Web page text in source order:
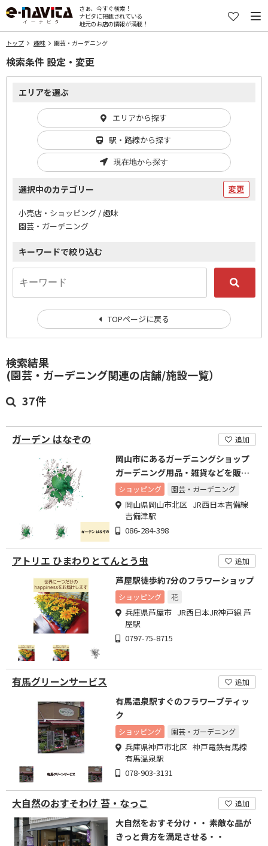
さぁ、今すぐ検索！
ナビタに掲載されている
地元のお店の情報が満載！
トップ 趣味 園芸・ガーデニング
検索結果
(園芸・ガーデニング関連の店舗/施設一覧）
37件
ガーデン はなぞの 追加
岡山市にあるガーデニングショップ
ガーデニング用品・雑貨などを販売
してます
ショッピング 園芸・ガーデニング
岡山県岡山市北区 JR西日本吉備線
吉備津駅
086-284-398
アトリエ ひまわりとてんとう虫 追加
芦屋駅徒歩約7分のフラワーショップ
ショッピング 花
兵庫県芦屋市 JR西日本JR神戸線 芦
屋駅
0797-75-8715
有馬グリーンサービス 追加
有馬温泉駅すぐのフラワーブティッ
ク
ショッピング 園芸・ガーデニング
兵庫県神戸市北区 神戸電鉄有馬線
有馬温泉駅
078-903-3131
大自然のおすそわけ 苔・なっこ 追加
大自然をおすそ分け・・ 素敵な品が
きっと貴方を満足させる・・
検索条件 設定・変更
エリアを選ぶ
エリアから探す
駅・路線から探す
現在地から探す
選択中のカテゴリー 変更
小売店・ショッピング / 趣味
園芸・ガーデニング
キーワードで絞り込む
TOPページに戻る